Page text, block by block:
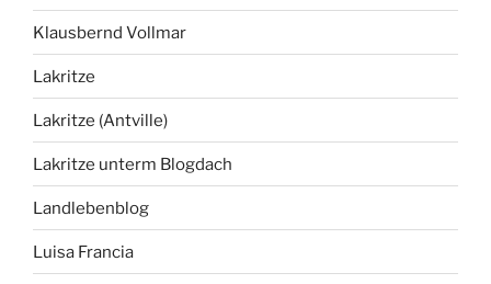
Klausbernd Vollmar
Lakritze
Lakritze (Antville)
Lakritze unterm Blogdach
Landlebenblog
Luisa Francia